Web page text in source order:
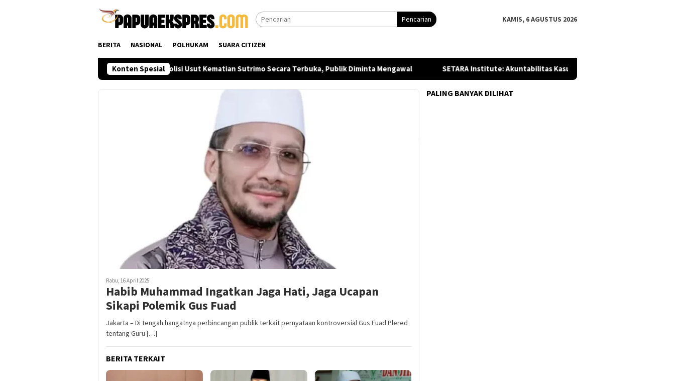
Pencarian KAMIS, 6 AGUSTUS 2026
BERITA NASIONAL POLHUKAM SUARA CITIZEN
Konten Spesial
Koalisi Desak Polisi Usut Kematian Sutrimo Secara Terbuka, Publik Diminta Mengawal SETARA Institute: Akuntabilitas Kasus Febrie Tak Ditentukan oleh
Rabu, 16 April 2025
Habib Muhammad Ingatkan Jaga Hati, Jaga Ucapan
Sikapi Polemik Gus Fuad
Jakarta – Di tengah hangatnya perbincangan publik terkait pernyataan kontroversial Gus Fuad Plered
tentang Guru […]
BERITA TERKAIT
PALING BANYAK DILIHAT